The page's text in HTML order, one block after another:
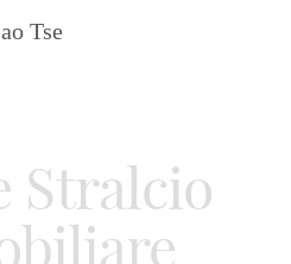
Tse
Stralcio